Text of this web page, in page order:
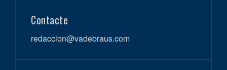
Contacte
redaccion@vadebraus.com